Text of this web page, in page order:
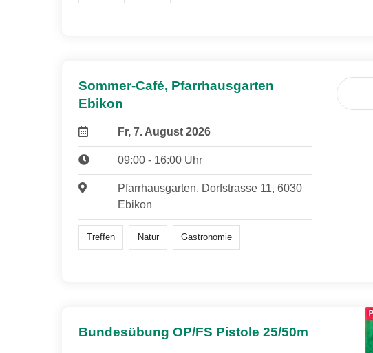
Sommer-Café, Pfarrhausgarten
Ebikon
Fr, 7. August 2026
09:00 - 16:00 Uhr
Pfarrhausgarten, Dorfstrasse 11, 6030
Ebikon
Treffen Natur Gastronomie
Bundesübung OP/FS Pistole 25/50m